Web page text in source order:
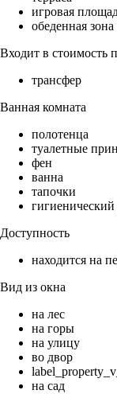
игровая
обеденная
Входит в стоимость
трансфер
Ванная комната
полотенца
туалетные
фен
ванна
тапочки
Доступность
находится на
Вид из окна
на лес
на горы
на улицу
во двор
на сад